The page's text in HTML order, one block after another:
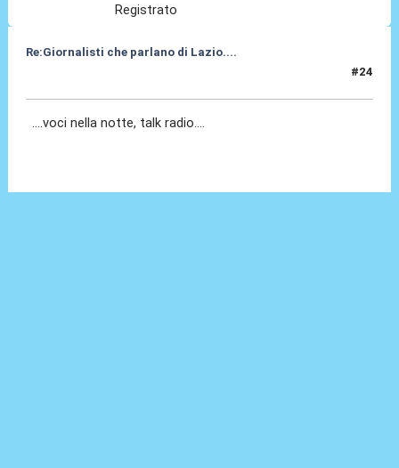
Registrato
Re:Giornalisti che parlano di Lazio....
#24
....voci nella notte, talk radio....